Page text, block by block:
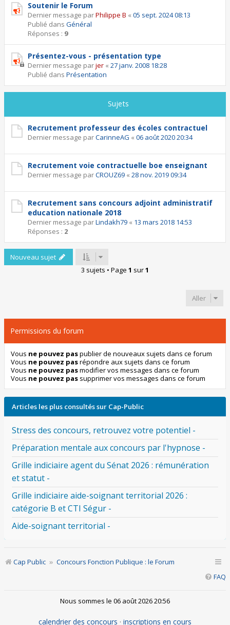
Soutenir le Forum
Dernier message parPhilippe B « 05 sept. 2024 08:13
Publié dans Général
Réponses : 9
Présentez-vous - présentation type
Dernier message parjer « 27 janv. 2008 18:28
Publié dans Présentation
Sujets
Recrutement professeur des écoles contractuel
Dernier message parCarinneAG « 06 août 2020 20:34
Recrutement voie contractuelle boe enseignant
Dernier message parCROUZ69 « 28 nov. 2019 09:34
Recrutement sans concours adjoint administratif
education nationale 2018
Dernier message parLindakh79 « 13 mars 2018 14:53
Réponses : 2
Nouveau sujet
3 sujets • Page 1 sur1
Aller
Permissions du forum
Vous ne pouvez paspublier de nouveaux sujets dans ce forum
Vous ne pouvez pasrépondre aux sujets dans ce forum
Vous ne pouvez pasmodifier vos messages dans ce forum
Vous ne pouvez pas supprimer vos messages dans ce forum
Articles les plus consultés sur Cap-Public
Stress des concours, retrouvez votre potentiel -
Préparation mentale aux concours par l'hypnose -
Grille indiciaire agent du Sénat 2026 : rémunération
et statut -
Grille indiciaire aide-soignant territorial 2026 :
catégorie B et CTI Ségur -
Aide-soignant territorial -
Cap Public
Concours Fonction Publique : le Forum
FAQ
Nous sommes le 06 août 2026 20:56
calendrier des concours · inscriptions en cours